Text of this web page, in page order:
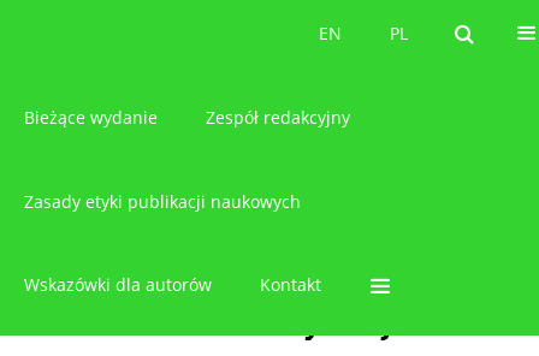
PL
EN PL
EN
Bieżące wydanie Zespół redakcyjny
Zasady etyki publikacji naukowych
Wskazówki dla autorów Kontakt